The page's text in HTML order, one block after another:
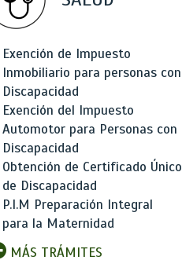
Exención de Impuesto
Inmobiliario para personas con
Discapacidad
Exención del Impuesto
Automotor para Personas con
Discapacidad
Obtención de Certificado Único
de Discapacidad
P.I.M Preparación Integral
para la Maternidad
MÁS TRÁMITES